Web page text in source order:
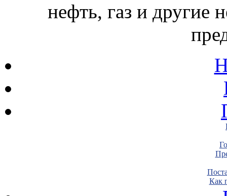
нефть, газ и другие
Как